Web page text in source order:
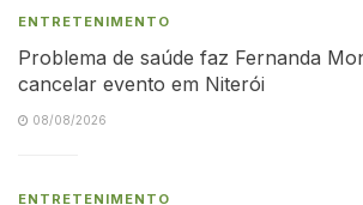
ENTRETENIMENTO
Problema de saúde faz Fernanda
cancelar evento em Niterói
08/08/2026
ENTRETENIMENTO